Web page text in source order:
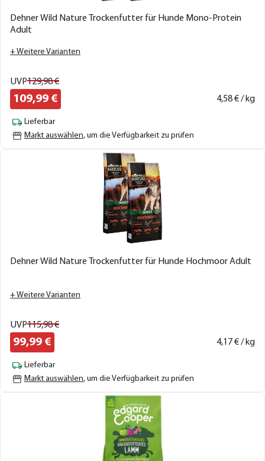
Dehner Wild Nature Trockenfutter für Hunde Mono-Protein
Adult
+ Weitere Varianten
UVP129,98€
109,99 € 4,58€ / kg
Lieferbar
Markt auswählen, um die Verfügbarkeit zu prüfen
Dehner Wild Nature Trockenfutter für Hunde Hochmoor Adult
+ Weitere Varianten
UVP115,98€
99,99 € 4,17€ / kg
Lieferbar
Markt auswählen, um die Verfügbarkeit zu prüfen